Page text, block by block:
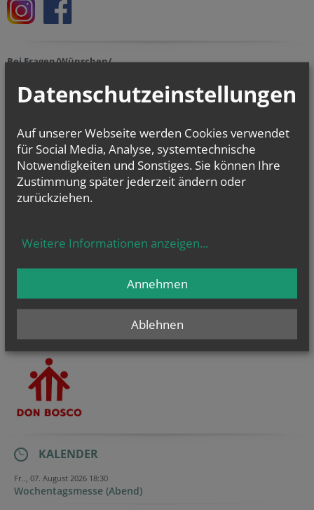
Bei Fragen/Wünschen/
Sie uns!
webmaster@pfarrestadlau.at oderpresse@pfarrestadlau.at
NEWSLETTER
Geben Sie bitte Ihre E-Mail Adresse ein
KALENDER
Fr.., 07. August 2026 18:30
Wochentagsmesse (Abend)
Datenschutzeinstellungen
Auf unserer Webseite werden Cookies verwendet
für Social Media, Analyse, systemtechnische
Notwendigkeiten und Sonstiges. Sie können Ihre
Zustimmung später jederzeit ändern oder
zurückziehen.
Weitere Informationen anzeigen...
Ablehnen
Annehmen